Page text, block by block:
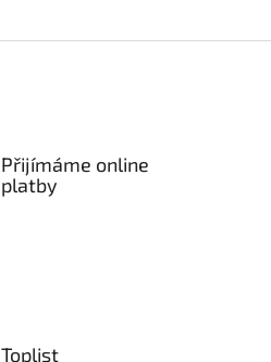
Přijímáme online
platby
Toplist